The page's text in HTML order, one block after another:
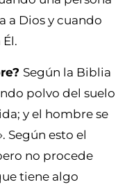
a Dios y cuando
Según la Biblia
polvo del suelo
y el hombre se
Según esto el
no procede
tiene algo